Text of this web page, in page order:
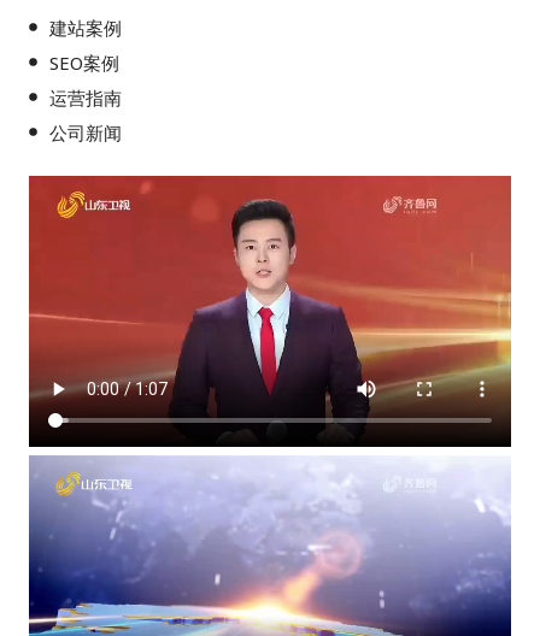
建站案例
SEO案例
运营指南
公司新闻